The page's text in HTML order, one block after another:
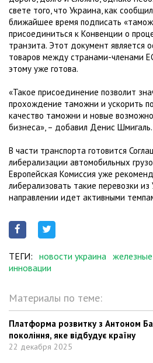
свете того, что Украина, как
ближайшее время подписать
присоединиться к Конвенции о
транзита. Этот документ является
товаров между странами-членами
этому уже готова.
«Такое присоединение позволит
прохождение таможни и ускорить
качество таможни и новые
бизнеса», – добавил Денис Шмигаль.
В части транспорта готовится
либерализации автомобильных
Европейская Комиссия уже
либерализовать такие перевозки
направлении идет активными
ТЕГИ: новости украина
инновации
Материалы по теме:
Платформа розвитку з Антоном
покоління, яке відбудує країну
22 декабря 2025